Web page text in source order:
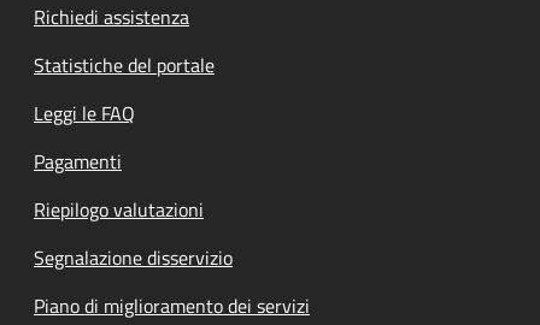
Richiedi assistenza
Statistiche del portale
Leggi le FAQ
Pagamenti
Riepilogo valutazioni
Segnalazione disservizio
Piano di miglioramento dei servizi